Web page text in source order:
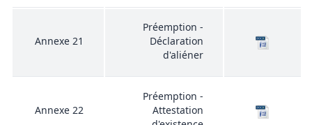
Annexe 21
Préemption -
Déclaration
d'aliéner
Annexe 22
Préemption -
Attestation